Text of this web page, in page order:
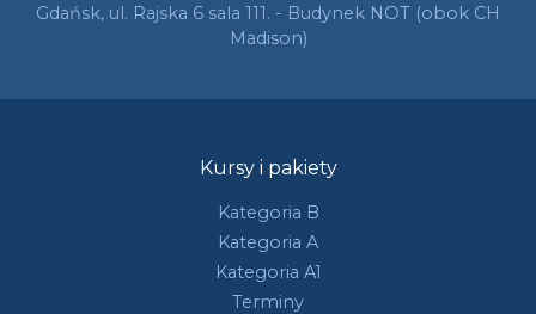
Gdańsk, ul. Rajska 6 sala 111. - Budynek NOT (obok CH
Madison)
Kursy i pakiety
Kategoria B
Kategoria A
Kategoria A1
Terminy